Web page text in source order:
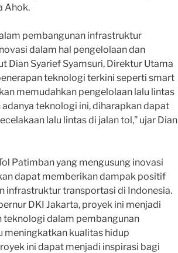
Ahok.
pembangunan infrastruktur
dalam hal pengelolaan dan
Dian Syarief Syamsuri, Direktur Utama
teknologi terkini seperti smart
memudahkan pengelolaan lalu lintas
teknologi ini, diharapkan dapat
lalu lintas di jalan tol,” ujar Dian
Patimban yang mengusung inovasi
dapat memberikan dampak positif
infrastruktur transportasi di Indonesia.
DKI Jakarta, proyek ini menjadi
dalam pembangunan
kualitas hidup
ini dapat menjadi inspirasi bagi